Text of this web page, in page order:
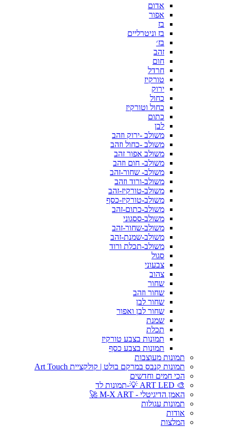
אדום
אפור
בז
בז וניטרליים
בז׳
זהב
חום
חרדל
טורקיז
ירוק
כחול
כחול וטורקיז
כתום
לבן
משולב -ירוק וזהב
משולב -כחול וזהב
משולב אפור זהב
משולב- חום וזהב
משולב- שחור-זהב
משולב-ורוד וזהב
משולב-טורקיז-זהב
משולב-טורקיז-כסף
משולב-כתום-זהב
משולב-ססגוני
משולב-שחור-זהב
משולב-שמנת-זהב
משולב-תכלת ורוד
סגול
צבעוני
צהוב
שחור
שחור וזהב
שחור לבן
שחור לבן ואפור
שמנת
תכלת
תמונות בצבע טורקיז
תמונות בצבע כסף
תמונות מעוצבות
תמונות קנבס במרקם בולט | קולקציית Art Touch
הכי חמים וחדשים
🎨 ART LED 💡-תמונות לד
האמן הדיגיטלי - M-X ART 🚀
תמונות עגולות
אודות
המלצות